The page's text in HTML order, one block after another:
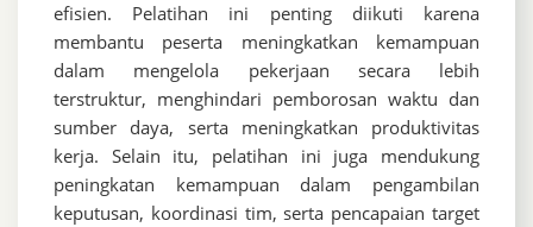
efisien. Pelatihan ini penting diikuti karena
membantu peserta meningkatkan kemampuan
dalam mengelola pekerjaan secara lebih
terstruktur, menghindari pemborosan waktu dan
sumber daya, serta meningkatkan produktivitas
kerja. Selain itu, pelatihan ini juga mendukung
peningkatan kemampuan dalam pengambilan
keputusan, koordinasi tim, serta pencapaian target